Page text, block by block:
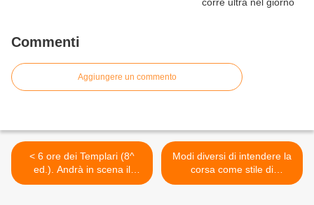
Commenti
Aggiungere un commento
< 6 ore dei Templari (8^
ed.). Andrà in scena il
prossimo 23 aprile, con il
Modi diversi di intendere la
corsa come stile di
socializzazione >